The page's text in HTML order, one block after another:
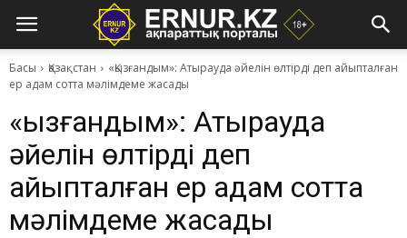
Басы Қазақстан
«Қызғандым»: Атырауда әйелін өлтірді деп айыпталған
ер адам сотта мәлімдеме жасады
«Қызғандым»: Атырауда
әйелін өлтірді деп
айыпталған ер адам сотта
мәлімдеме жасады